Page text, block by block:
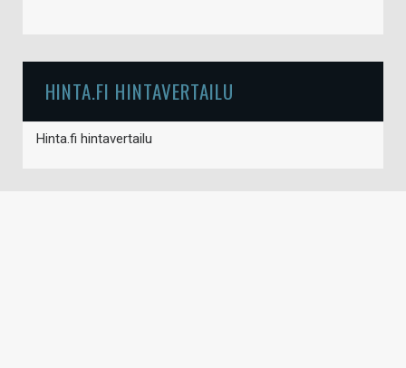
HINTA.FI HINTAVERTAILU
Hinta.fi hintavertailu